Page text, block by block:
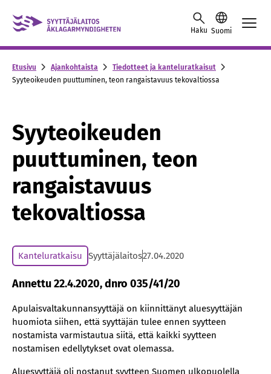
Skip to content -saavutettavuusohje
Haku Suomi
Etusivu Ajankohtaista
Tiedotteet ja kanteluratkaisut
Syyteoikeuden puuttuminen, teon rangaistavuus tekovaltiossa
Syyteoikeuden
puuttuminen, teon
rangaistavuus
tekovaltiossa
Kanteluratkaisu Syyttäjälaitos27.04.2020
Annettu 22.4.2020, dnro 035/41/20
Apulaisvaltakunnansyyttäjä on kiinnittänyt aluesyyttäjän
huomiota siihen, että syyttäjän tulee ennen syytteen
nostamista varmistautua siitä, että kaikki syytteen
nostamisen edellytykset ovat olemassa.
Aluesyyttäjä oli nostanut syytteen Suomen ulkopuolella